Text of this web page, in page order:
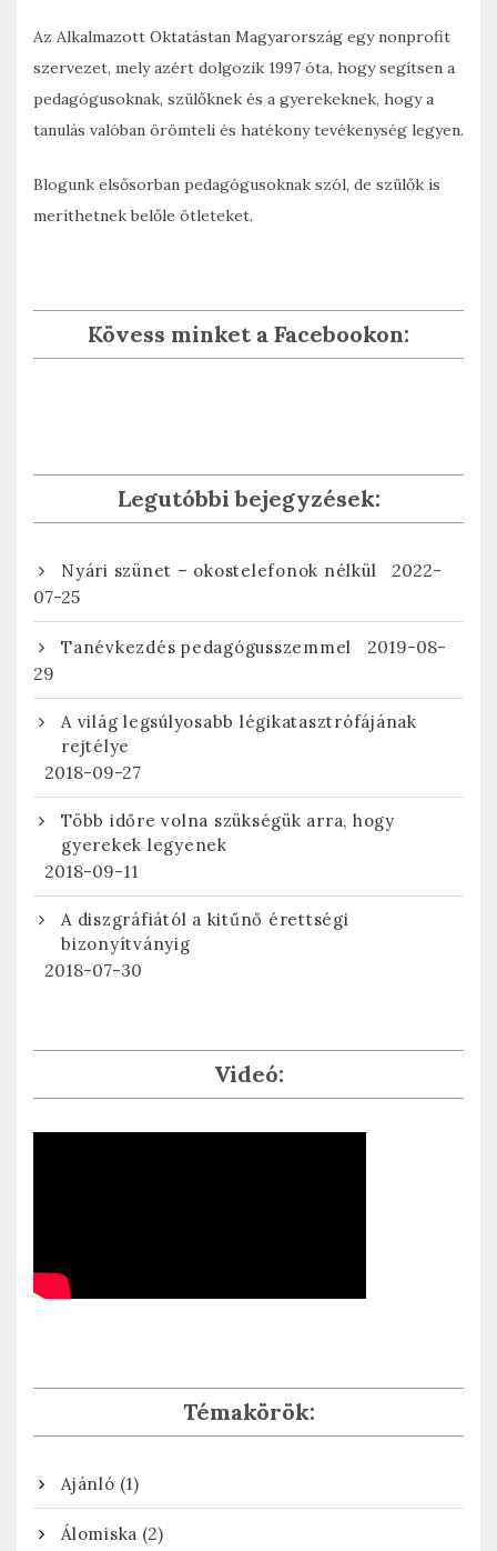
Az Alkalmazott Oktatástan Magyarország egy nonprofit
szervezet, mely azért dolgozik 1997 óta, hogy segítsen a
pedagógusoknak, szülőknek és a gyerekeknek, hogy a
tanulás valóban örömteli és hatékony tevékenység legyen.
Blogunk elsősorban pedagógusoknak szól, de szülők is
meríthetnek belőle ötleteket.
Kövess minket a Facebookon:
Legutóbbi bejegyzések:
Nyári szünet – okostelefonok nélkül
2022-
07-25
Tanévkezdés pedagógusszemmel
2019-08-
29
A világ legsúlyosabb légikatasztrófájának
rejtélye
2018-09-27
Több időre volna szükségük arra, hogy
gyerekek legyenek
2018-09-11
A diszgráfiától a kitűnő érettségi
bizonyítványig
2018-07-30
Videó:
Témakörök:
Ajánló (1)
Álomiska (2)